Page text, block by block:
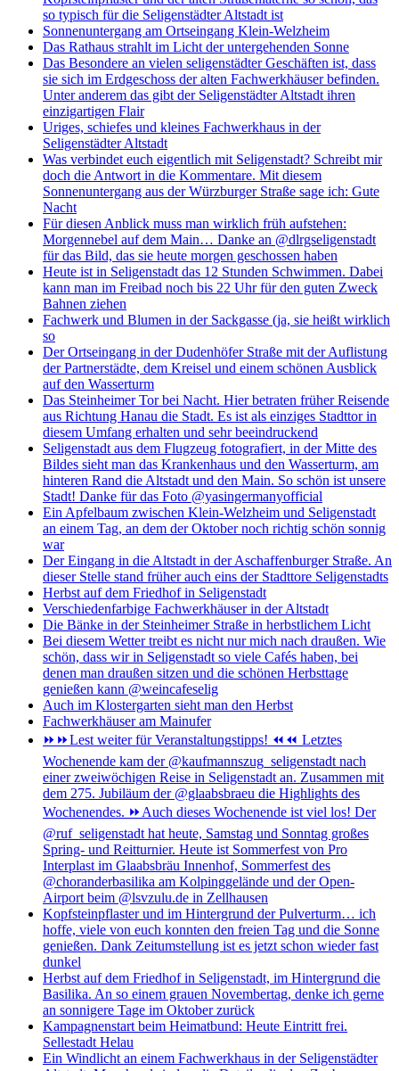
so typisch für die Seligenstädter Altstadt ist
Sonnenuntergang am Ortseingang Klein-Welzheim
Das Rathaus strahlt im Licht der untergehenden Sonne
Das Besondere an vielen seligenstädter Geschäften ist, dass
sie sich im Erdgeschoss der alten Fachwerkhäuser befinden.
Unter anderem das gibt der Seligenstädter Altstadt ihren
einzigartigen Flair
Uriges, schiefes und kleines Fachwerkhaus in der
Seligenstädter Altstadt
Was verbindet euch eigentlich mit Seligenstadt? Schreibt mir
doch die Antwort in die Kommentare. Mit diesem
Sonnenuntergang aus der Würzburger Straße sage ich: Gute
Nacht
Für diesen Anblick muss man wirklich früh aufstehen:
Morgennebel auf dem Main… Danke an @dlrgseligenstadt
für das Bild, das sie heute morgen geschossen haben
Heute ist in Seligenstadt das 12 Stunden Schwimmen. Dabei
kann man im Freibad noch bis 22 Uhr für den guten Zweck
Bahnen ziehen
Fachwerk und Blumen in der Sackgasse (ja, sie heißt wirklich
so
Der Ortseingang in der Dudenhöfer Straße mit der Auflistung
der Partnerstädte, dem Kreisel und einem schönen Ausblick
auf den Wasserturm
Das Steinheimer Tor bei Nacht. Hier betraten früher Reisende
aus Richtung Hanau die Stadt. Es ist als einziges Stadttor in
diesem Umfang erhalten und sehr beeindruckend
Seligenstadt aus dem Flugzeug fotografiert, in der Mitte des
Bildes sieht man das Krankenhaus und den Wasserturm, am
hinteren Rand die Altstadt und den Main. So schön ist unsere
Stadt! Danke für das Foto @yasingermanyofficial
Ein Apfelbaum zwischen Klein-Welzheim und Seligenstadt
an einem Tag, an dem der Oktober noch richtig schön sonnig
war
Der Eingang in die Altstadt in der Aschaffenburger Straße. An
dieser Stelle stand früher auch eins der Stadttore Seligenstadts
Herbst auf dem Friedhof in Seligenstadt
Verschiedenfarbige Fachwerkhäuser in der Altstadt
Die Bänke in der Steinheimer Straße in herbstlichem Licht
Bei diesem Wetter treibt es nicht nur mich nach draußen. Wie
schön, dass wir in Seligenstadt so viele Cafés haben, bei
denen man draußen sitzen und die schönen Herbsttage
genießen kann @weincafeselig
Auch im Klostergarten sieht man den Herbst
Fachwerkhäuser am Mainufer
⏩⏩Lest weiter für Veranstaltungstipps! ⏪⏪ Letztes
Wochenende kam der @kaufmannszug_seligenstadt nach
einer zweiwöchigen Reise in Seligenstadt an. Zusammen mit
dem 275. Jubiläum der @glaabsbraeu die Highlights des
Wochenendes. ⏩Auch dieses Wochenende ist viel los! Der
@ruf_seligenstadt hat heute, Samstag und Sonntag großes
Spring- und Reitturnier. Heute ist Sommerfest von Pro
Interplast im Glaabsbräu Innenhof, Sommerfest des
@choranderbasilika am Kolpinggelände und der Open-
Airport beim @lsvzulu.de in Zellhausen
Kopfsteinpflaster und im Hintergrund der Pulverturm… ich
hoffe, viele von euch konnten den freien Tag und die Sonne
genießen. Dank Zeitumstellung ist es jetzt schon wieder fast
dunkel
Herbst auf dem Friedhof in Seligenstadt, im Hintergrund die
Basilika. An so einem grauen Novembertag, denke ich gerne
an sonnigere Tage im Oktober zurück
Kampagnenstart beim Heimatbund: Heute Eintritt frei.
Sellestadt Helau
Ein Windlicht an einem Fachwerkhaus in der Seligenstädter